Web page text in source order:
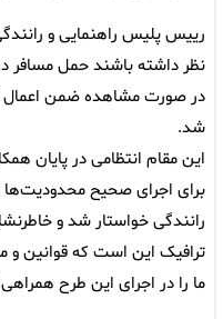
رییس پلیس راهنمایی و
نظر داشته باشند حمل مسافر
در صورت مشاهده ضمن اعمال
شد.
این مقام انتظامی در پایان
برای اجرای صحیح محدودیت‌ها
رانندگی خواستار شد و
ترافیک این است که قوانین و
ما را در اجرای این طرح